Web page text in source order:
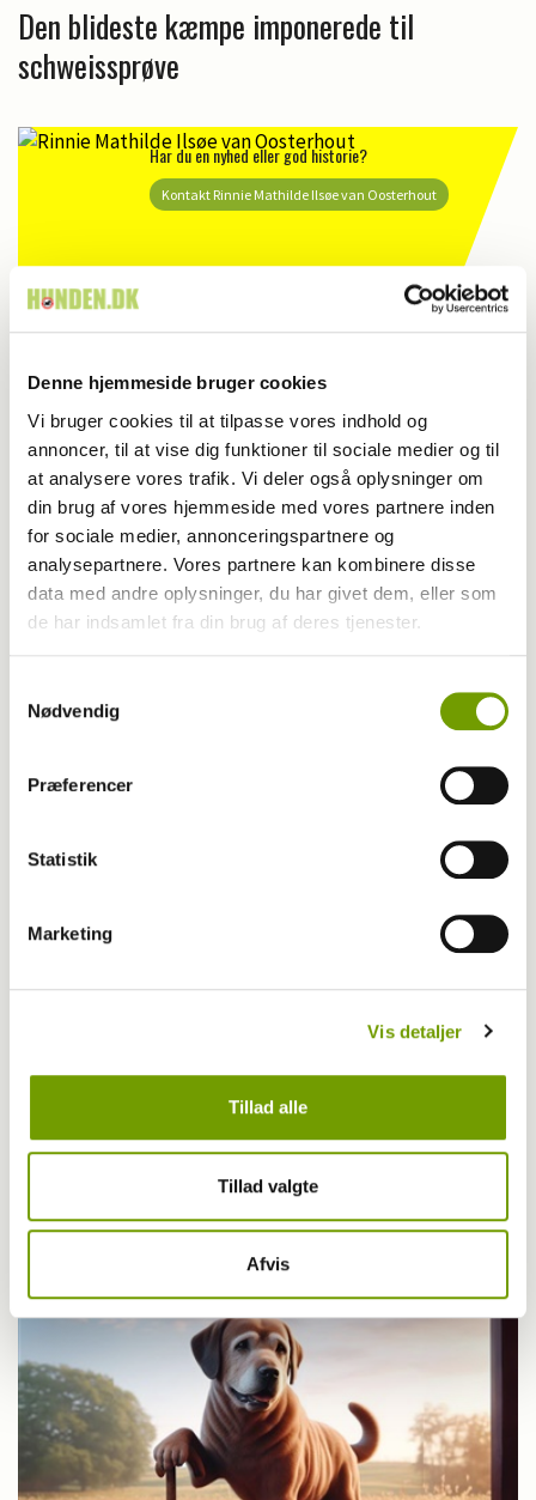
Denne hjemmeside bruger cookies
Vi bruger cookies til at tilpasse vores indhold og
annoncer, til at vise dig funktioner til sociale medier og til
at analysere vores trafik. Vi deler også oplysninger om
din brug af vores hjemmeside med vores partnere inden
for sociale medier, annonceringspartnere og
analysepartnere. Vores partnere kan kombinere disse
data med andre oplysninger, du har givet dem, eller som
de har indsamlet fra din brug af deres tjenester.
Nødvendig
Præferencer
Statistik
Marketing
Vis detaljer
Tillad alle
Tillad valgte
Afvis
Den blideste kæmpe imponerede til
schweissprøve
Har du en nyhed eller god historie?
Kontakt Rinnie Mathilde Ilsøe van Oosterhout
Britisk racedebat handler ikke om nyt
forbud